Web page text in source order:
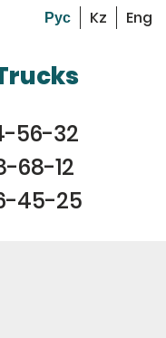
56-32
68-12
45-25
Kz Eng